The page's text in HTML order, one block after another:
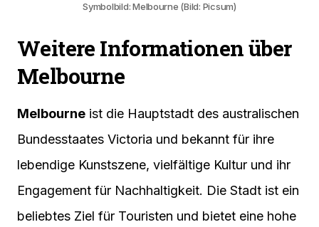
Symbolbild: Melbourne (Bild: Picsum)
Weitere Informationen über
Melbourne
Melbourne ist die Hauptstadt des australischen
Bundesstaates Victoria und bekannt für ihre
lebendige Kunstszene, vielfältige Kultur und ihr
Engagement für Nachhaltigkeit. Die Stadt ist ein
beliebtes Ziel für Touristen und bietet eine hohe